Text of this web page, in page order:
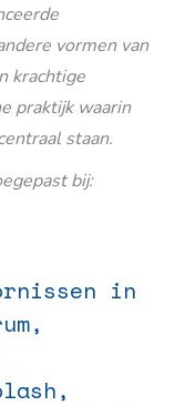
vormen van
krachtige
praktijk waarin
staan.
bij:
in